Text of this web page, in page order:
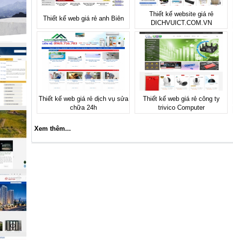
Thiết kế web giá rẻ anh Biên
Thiết kế website giá rẻ
DICHVUICT.COM.VN
Thiết kế web giá rẻ dịch vụ sửa
chữa 24h
Thiết kế web giá rẻ công ty
trivico Computer
Xem thêm...